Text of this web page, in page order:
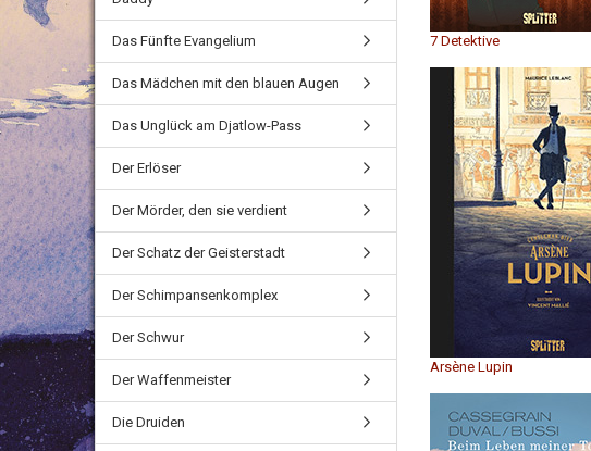
7 Detektive
Arsène Lupin
Das Fünfte Evangelium
Das Mädchen mit den blauen Augen
Das Unglück am Djatlow-Pass
Der Erlöser
Der Mörder, den sie verdient
Der Schatz der Geisterstadt
Der Schimpansenkomplex
Der Schwur
Der Waffenmeister
Die Druiden